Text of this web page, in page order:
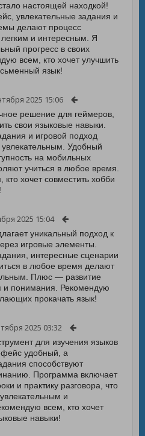
настоящей находкой!
увлекательные задания и
делают процесс
и интересным. Я
прогресс в своих
всем, кто хочет улучшить
язык!
2025 15:06
решение для геймеров,
свои языковые навыки.
и игровой подход
Удобный
на мобильных
учиться в любое время.
хочет совместить хобби
2025 15:04
уникальный подход к
игровые элементы.
интересные сценарии
в любое время делают
Плюс — развитие
и понимания. Рекомендую
прокачать язык!
2025 03:32
для изучения языков
удобный, а
способствуют
Программа включает
и практику разговора, что
и
всем, кто хочет
навыки!